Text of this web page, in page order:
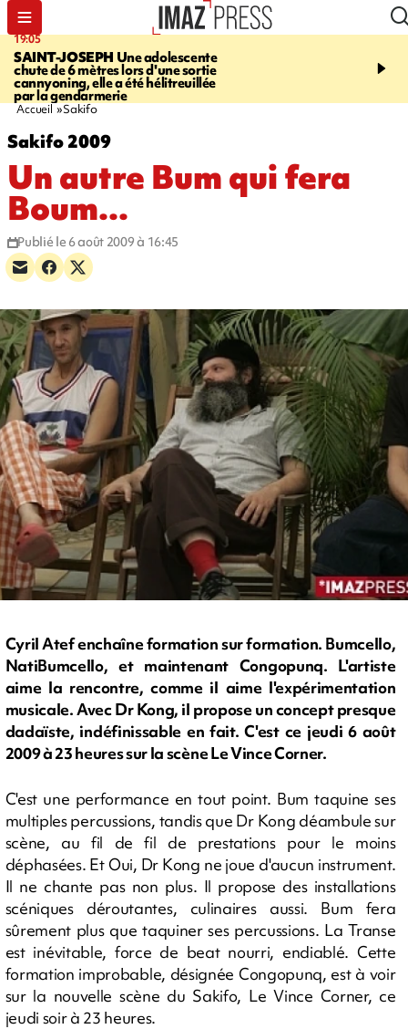
19:05
SAINT-JOSEPH Une adolescente
chute de 6 mètres lors d'une sortie
cannyoning, elle a été hélitreuillée
par la gendarmerie
20:44
rouée de coups,
Accueil Sakifo
Sakifo 2009
Un autre Bum qui fera
Boum...
Publié le 6 août 2009 à 16:45
Cyril Atef enchaîne formation sur formation. Bumcello,
NatiBumcello, et maintenant Congopunq. L'artiste
aime la rencontre, comme il aime l'expérimentation
musicale. Avec Dr Kong, il propose un concept presque
dadaïste, indéfinissable en fait. C'est ce jeudi 6 août
2009 à 23 heures sur la scène Le Vince Corner.
C'est une performance en tout point. Bum taquine ses
multiples percussions, tandis que Dr Kong déambule sur
scène, au fil de fil de prestations pour le moins
déphasées. Et Oui, Dr Kong ne joue d'aucun instrument.
Il ne chante pas non plus. Il propose des installations
scéniques déroutantes, culinaires aussi. Bum fera
sûrement plus que taquiner ses percussions. La Transe
est inévitable, force de beat nourri, endiablé. Cette
formation improbable, désignée Congopunq, est à voir
sur la nouvelle scène du Sakifo, Le Vince Corner, ce
jeudi soir à 23 heures.